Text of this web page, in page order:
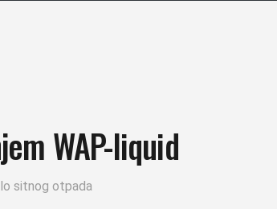
WAP-liquid
sitnog otpada